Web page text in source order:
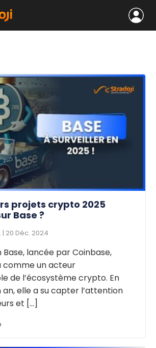
projets crypto 2025
Base ?
| 20 Déc. 2024
Base, lancée par Coinbase,
comme un acteur
de l’écosystème crypto. En
elle a su capter l’attention
et [...]